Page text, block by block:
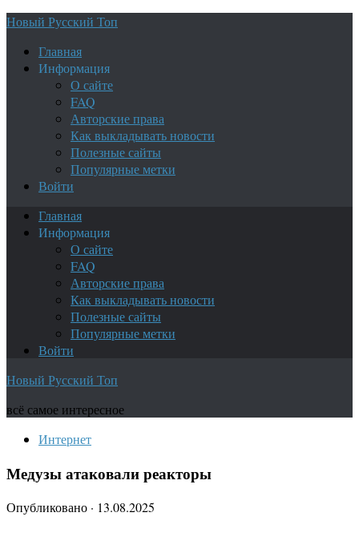
Новый Русский Топ
Главная
Информация
О сайте
FAQ
Авторские права
Как выкладывать новости
Полезные сайты
Популярные метки
Войти
Главная
Информация
О сайте
FAQ
Авторские права
Как выкладывать новости
Полезные сайты
Популярные метки
Войти
Новый Русский Топ
всё самое интересное
Интернет
Медузы атаковали реакторы
Опубликовано · 13.08.2025